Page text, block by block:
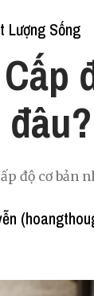
Lượng Sống
độ cơ bản